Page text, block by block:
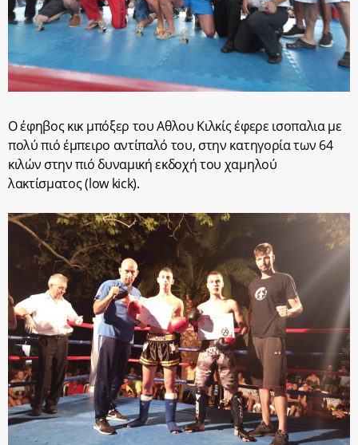
Ο έφηβος κικ μπόξερ του Αθλου Κιλκίς έφερε ισοπαλια με
πολύ πιό έμπειρο αντίπαλό του, στην κατηγορία των 64
κιλών στην πιό δυναμική εκδοχή του χαμηλού
λακτίσματος (low kick).